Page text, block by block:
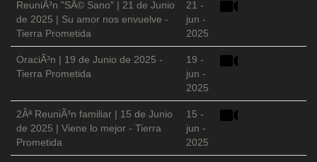
ReuniÃ³n "SÃ© Sano" | 21 de Junio
de 2025 | Su amor nos envuelve -
Tierra Prometida
21 -
jun -
2025
OraciÃ³n | 19 de Junio de 2025 -
Tierra Prometida
19 -
jun -
2025
2Âª ReuniÃ³n familiar | 15 de Junio
de 2025 | Viene lo mejor - Tierra
Prometida
15 -
jun -
2025